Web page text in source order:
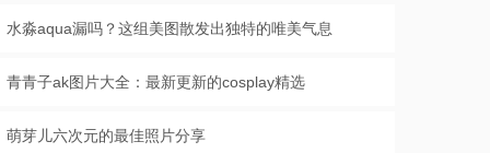
水淼aqua漏吗？这组美图散发出独特的唯美气息
青青子ak图片大全：最新更新的cosplay精选
萌芽儿六次元的最佳照片分享